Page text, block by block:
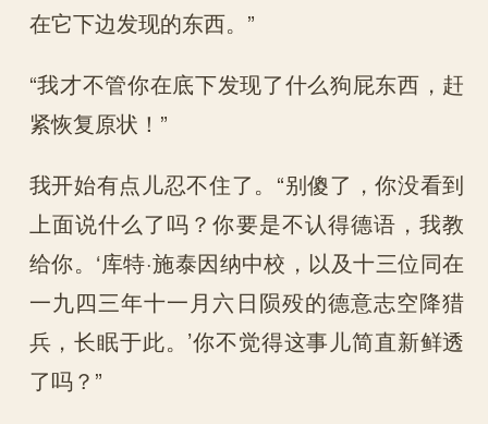
在它下边发现的东西。”
“我才不管你在底下发现了什么狗屁东西，赶
紧恢复原状！”
我开始有点儿忍不住了。“别傻了，你没看到
上面说什么了吗？你要是不认得德语，我教
给你。‘库特·施泰因纳中校，以及十三位同在
一九四三年十一月六日陨殁的德意志空降猎
兵，长眠于此。’你不觉得这事儿简直新鲜透
了吗？”